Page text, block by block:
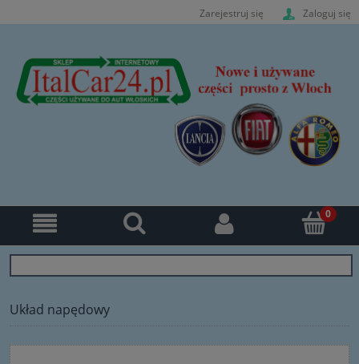
Zarejestruj się Zaloguj się
Układ napędowy